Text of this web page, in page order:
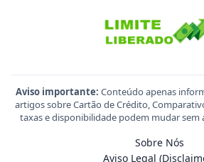
Aviso importante: Conteúdo apenas
artigos sobre Cartão de Crédito,
taxas e disponibilidade podem mudar sem
Sobre Nós
Aviso Legal